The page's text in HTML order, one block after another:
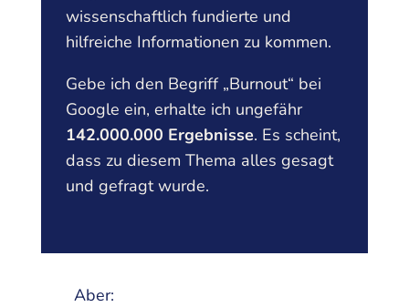
wissenschaftlich fundierte und
hilfreiche Informationen zu kommen.
Gebe ich den Begriff „Burnout“ bei
Google ein, erhalte ich ungefähr
142.000.000 Ergebnisse. Es scheint,
dass zu diesem Thema alles gesagt
und gefragt wurde.
Aber: